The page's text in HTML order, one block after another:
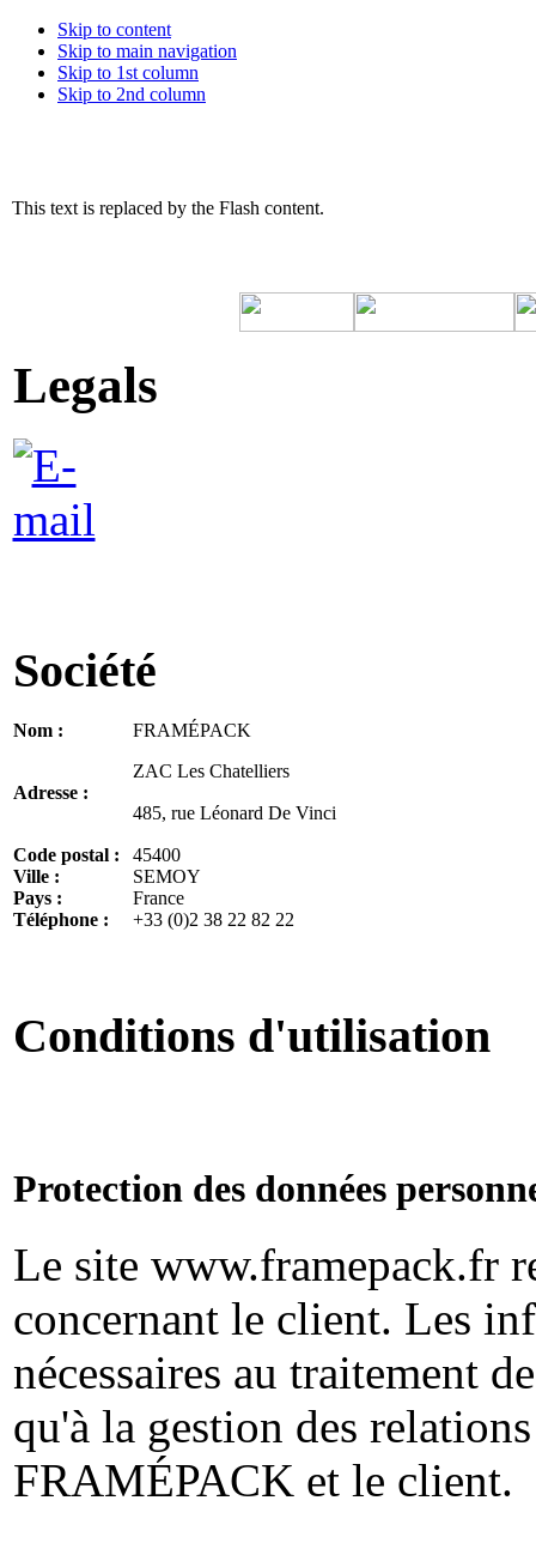
Skip to content
Skip to main navigation
Skip to 1st column
Skip to 2nd column
This text is replaced by the Flash content.
Legals
Société
Nom : FRAMÉPACK
Adresse :
ZAC Les Chatelliers
485, rue Léonard De Vinci
Code postal :
45400
Ville :
SEMOY
Pays :
France
Téléphone :
+33 (0)2 38 22 82 22
Conditions d'utilisation
Protection des données
Le site www.framepack.fr
concernant le client. Les
nécessaires au traitement
qu'à la gestion des
FRAMÉPACK et le client.